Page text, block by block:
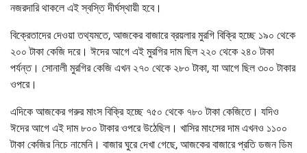
নজরদারি থাকলে এই স্বস্তি দীর্ঘস্থায়ী হবে।
বিক্রেতাদের দেওয়া তথ্যমতে, আজকের বাজারে ব্রয়লার মুরগি বিক্রি হচ্ছে ১৯০ থেকে
২০০ টাকা কেজি দরে। ঈদের আগে এই মুরগির দাম ছিল ২২০ থেকে ২৪০ টাকা
পর্যন্ত। সোনালী মুরগির কেজি এখন ২৭০ থেকে ২৮০ টাকা, যা আগে ছিল ৩০০ টাকার
ওপরে।
এদিকে আজকের গরুর মাংস বিক্রি হচ্ছে ৭৫০ থেকে ৭৮০ টাকা কেজিতে। যদিও
ঈদের আগে এই দাম ৮০০ টাকার ওপরে উঠেছিল। খাসির মাংসের দাম এখনও ১১০০
টাকা কেজির নিচে নামেনি। বাজার ঘুরে দেখা গেছে, আজকের বাজারে প্রতি ডজন ডিম